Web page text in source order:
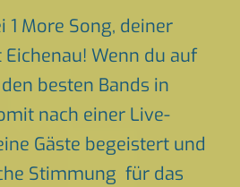
More Song, deiner
Wenn du auf
besten Bands in
nach einer Live-
Gäste begeistert und
Stimmung für das